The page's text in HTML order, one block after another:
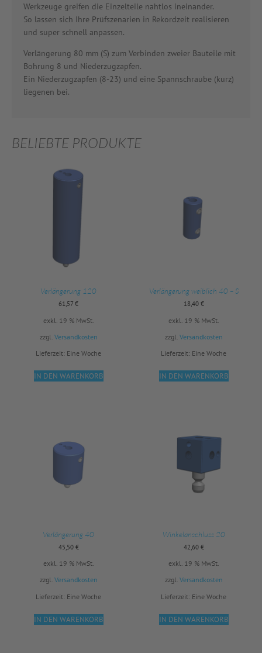
Werkzeuge greifen die Einzelteile nahtlos ineinander.
So lassen sich Ihre Prüfszenarien in Rekordzeit realisieren
und super schnell anpassen.
Verlängerung 80 mm (S) zum Verbinden zweier Bauteile mit
Bohrung 8 und Niederzugzapfen.
Ein Niederzugzapfen (8-23) und eine Spannschraube (kurz)
liegenen bei.
BELIEBTE PRODUKTE
Verlängerung 120
61,57 €
exkl. 19 % MwSt.
zzgl. Versandkosten
Lieferzeit: Eine Woche
IN DEN WARENKORB
Verlängerung weiblich 40 – S
18,40 €
exkl. 19 % MwSt.
zzgl. Versandkosten
Lieferzeit: Eine Woche
IN DEN WARENKORB
Verlängerung 40
45,50 €
exkl. 19 % MwSt.
zzgl. Versandkosten
Lieferzeit: Eine Woche
IN DEN WARENKORB
Winkelanschluss 20
42,60 €
exkl. 19 % MwSt.
zzgl. Versandkosten
Lieferzeit: Eine Woche
IN DEN WARENKORB